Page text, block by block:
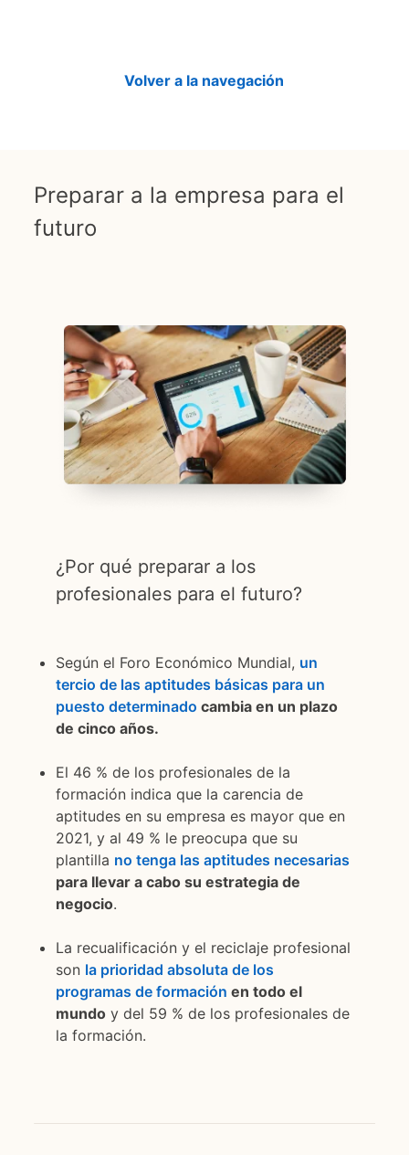
Volver a la navegación
Preparar a la empresa para el
futuro
¿Por qué preparar a los
profesionales para el futuro?
Según el Foro Económico Mundial, un
tercio de las aptitudes básicas para un
puesto determinado cambia en un plazo
de cinco años.
El 46 % de los profesionales de la
formación indica que la carencia de
aptitudes en su empresa es mayor que en
2021, y al 49 % le preocupa que su
plantilla no tenga las aptitudes necesarias
para llevar a cabo su estrategia de
negocio.
La recualificación y el reciclaje profesional
son la prioridad absoluta de los
programas de formación opens in a new tab
en todo el
mundo y del 59 % de los profesionales de
la formación.